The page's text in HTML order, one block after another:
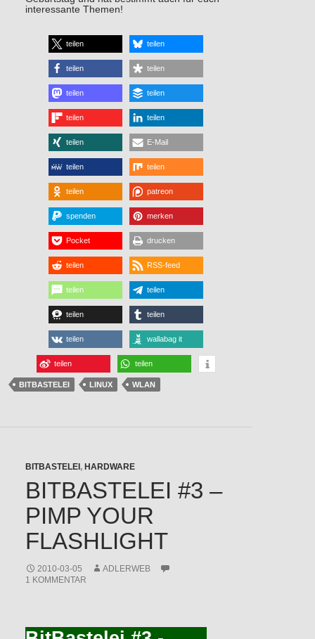
interessante Themen!
teilen teilen
teilen teilen
teilen teilen
teilen teilen
teilen E-Mail
teilen teilen
teilen patreon
spenden merken
Pocket drucken
teilen RSS-feed
teilen teilen
teilen teilen
teilen wallabag it
teilen teilen
BITBASTELEI LINUX WLAN
BITBASTELEI, HARDWARE
BITBASTELEI #3 –
PIMP YOUR
FLASHLIGHT
2010-03-05
ADLERWEB
1 KOMMENTAR